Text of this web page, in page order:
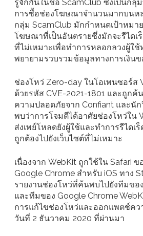
รู้จักกันในชื่อ ScamClub ซึ่งเป็นกลุ่
การซื้อช่องโฆษณาจำนวนมากบนห
กลุ่ม ScamClub มักกำหนดเป้าหมา
โฆษณาที่เป็นอันตรายซึ่งมักจะรีไดเ
ที่ไม่เหมาะเพื่อทำการหลอกลวงผู้ใ
พยายามรวบรวมข้อมูลทางการเงินข
ช่องโหว่ Zero-day ในโอเพนซอร์ส
ด้วยรหัส CVE-2021-1801 และถูก
ความปลอดภัยจาก Confiant และนัก
พบว่าการโจมตีได้อาศัยช่องโหว่ใน
ส่งเพย์โหลดยังผู้ใช้และทำการรีไดเ
ถูกต้องไปยังเว็บไซต์ที่ไม่เหมาะ
เนื่องจาก WebKit ถูกใช้ใน Safari ข
Google Chrome สำหรับ iOS ทาง
รายงานช่องโหว่ที่ค้นพบไปยังทีมขอ
และทีมของ Google Chrome
การแก้ไขช่องโหว่และออกแพตช์ค
วันที่ 2 ธันวาคม 2020 ที่ผ่านมา